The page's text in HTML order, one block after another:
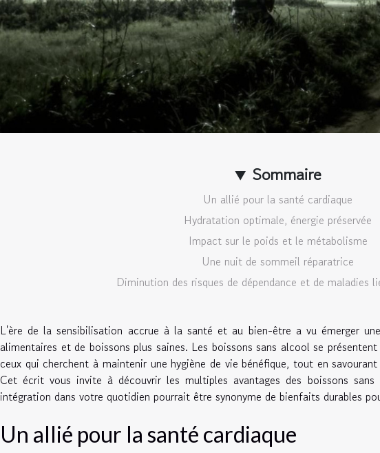
Sommaire
Un allié pour la santé cardiaque
Hydratation optimale, énergie préservée
Impact sur le poids et le métabolisme
Une nuit de sommeil réparatrice
Diminution des risques de dépendance et de maladies
L'ère de la sensibilisation accrue à la santé et au bien-être a vu émerger
alimentaires et de boissons plus saines. Les boissons sans alcool se
ceux qui cherchent à maintenir une hygiène de vie bénéfique, tout en
Cet écrit vous invite à découvrir les multiples avantages des boissons
intégration dans votre quotidien pourrait être synonyme de bienfaits durables
Un allié pour la santé cardiaque